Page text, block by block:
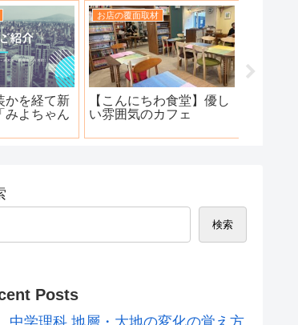
素敵なステ
ーステー
お店の覆面取材
ハンバーグ工房 川越新河
岸店
検索
Posts
中学理科 地層・大地の変化の覚え方